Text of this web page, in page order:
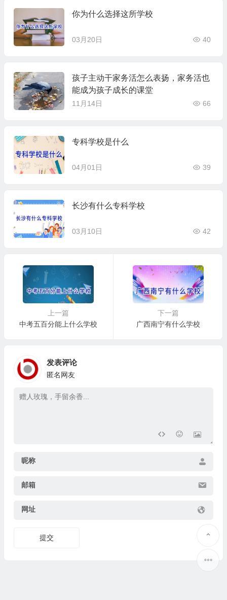
你为什么选择这所学校
03月20日 40
孩子主动干家务活怎么表扬，家务活也
能成为孩子成长的课堂
11月14日 66
专科学校是什么
04月01日 39
长沙有什么专科学校
03月10日 42
上一篇
中考五百分能上什么学校
下一篇
广西南宁有什么学校
发表评论
匿名网友
昵称
邮箱
网址
提交